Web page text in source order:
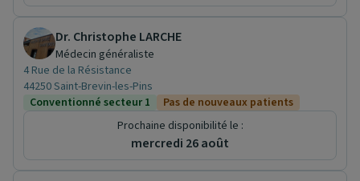
Dr. Christophe LARCHE
Médecin généraliste
4 Rue de la Résistance
44250 Saint-Brevin-les-Pins
Conventionné secteur 1
Pas de nouveaux patients
Prochaine disponibilité le :
mercredi 26 août